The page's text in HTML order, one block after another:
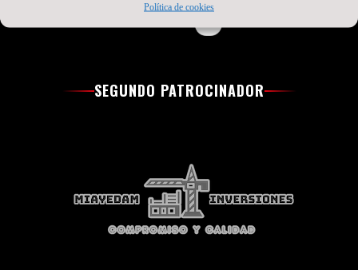
Política de cookies
SEGUNDO PATROCINADOR